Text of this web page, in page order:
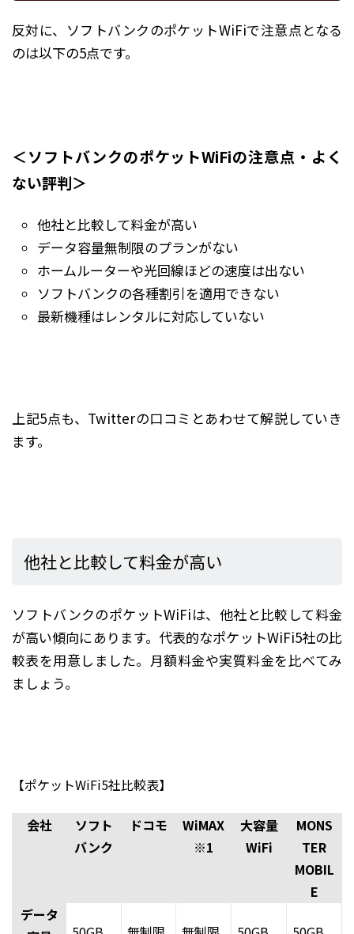
反対に、ソフトバンクのポケットWiFiで注意点となる
のは以下の5点です。
＜ソフトバンクのポケットWiFiの注意点・よく
ない評判＞
他社と比較して料金が高い
データ容量無制限のプランがない
ホームルーターや光回線ほどの速度は出ない
ソフトバンクの各種割引を適用できない
最新機種はレンタルに対応していない
上記5点も、Twitterの口コミとあわせて解説していき
ます。
他社と比較して料金が高い
ソフトバンクのポケットWiFiは、他社と比較して料金
が高い傾向にあります。代表的なポケットWiFi5社の比
較表を用意しました。月額料金や実質料金を比べてみ
ましょう。
【ポケットWiFi5社比較表】
会社
ソフト
バンク
ドコモ
WiMAX
※1
大容量
WiFi
MONS
TER
MOBIL
E
データ